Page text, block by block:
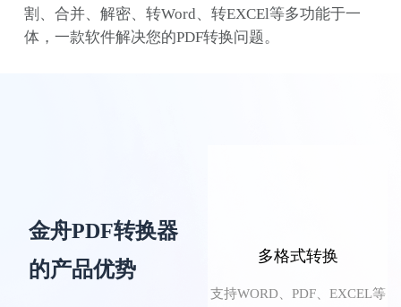
割、合并、解密、转Word、转EXCEl等多功能于一
体，一款软件解决您的PDF转换问题。
金舟PDF转换器
的产品优势
多格式转换
支持WORD、PDF、EXCEL等
鱼仙E